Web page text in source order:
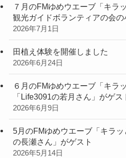
７月のFMゆめウエーブ「キラ
観光ガイドボランティアの会の
2026年7月1日
田植え体験を開催しました
2026年6月24日
６月のFMゆめウエーブ「キラ
「Life3091の若月さん」がゲス
2026年6月9日
5月のFMゆめウエーブ「キラ
の長瀬さん」がゲスト
2026年5月14日